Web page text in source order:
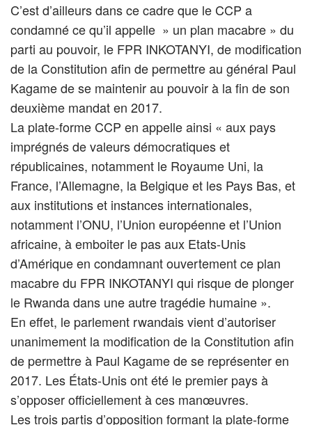
C’est d’ailleurs dans ce cadre que le CCP a
condamné ce qu’il appelle » un plan macabre » du
parti au pouvoir, le FPR INKOTANYI, de modification
de la Constitution afin de permettre au général Paul
Kagame de se maintenir au pouvoir à la fin de son
deuxième mandat en 2017.
La plate-forme CCP en appelle ainsi « aux pays
imprégnés de valeurs démocratiques et
républicaines, notamment le Royaume Uni, la
France, l’Allemagne, la Belgique et les Pays Bas, et
aux institutions et instances internationales,
notamment l’ONU, l’Union européenne et l’Union
africaine, à emboiter le pas aux Etats-Unis
d’Amérique en condamnant ouvertement ce plan
macabre du FPR INKOTANYI qui risque de plonger
le Rwanda dans une autre tragédie humaine ».
En effet, le parlement rwandais vient d’autoriser
unanimement la modification de la Constitution afin
de permettre à Paul Kagame de se représenter en
2017. Les États-Unis ont été le premier pays à
s’opposer officiellement à ces manœuvres.
Les trois partis d’opposition formant la plate-forme